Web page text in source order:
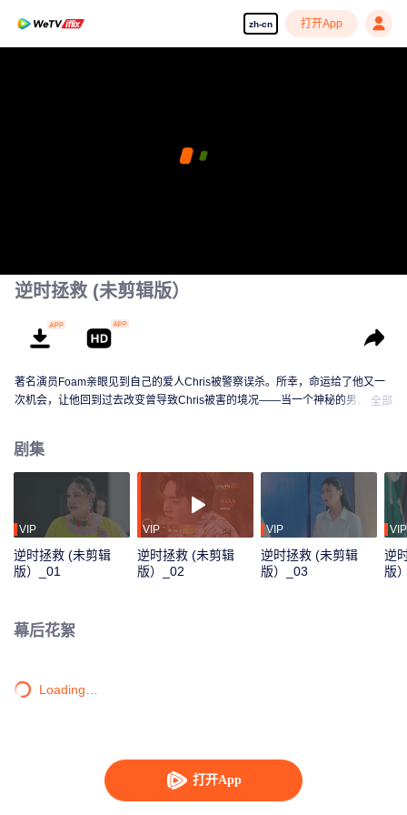
zh-cn 打开App
打开App
逆时拯救 (未剪辑版）
著名演员Foam亲眼见到自己的爱人Chris被警察误杀。所幸，命运给了他又一
次机会，让他回到过去改变曾导致Chris被害的境况——当一个神秘的男人送给
全部
剧集
VIP
逆时拯救 (未剪辑
版）_01
VIP
逆时拯救 (未剪辑
版）_02
VIP
逆时拯救 (未剪辑
版）_03
VIP
逆
版
幕后花絮
Loading…